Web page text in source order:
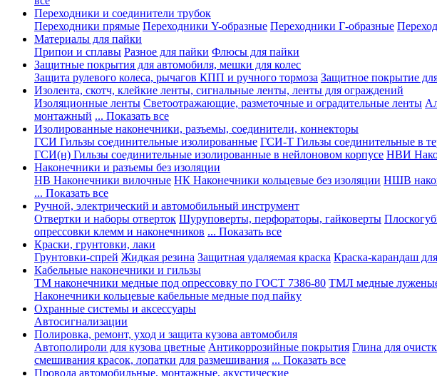
Переходники и соединители трубок
Переходники прямые Переходники Y-образные Переходники Г-образные
Материалы для пайки
Припои и сплавы Разное для пайки Флюсы для пайки
Защитные покрытия для автомобиля, мешки для колес
Защита рулевого колеса, рычагов КПП и ручного тормоза Защитное покрытие
Изолента, скотч, клейкие ленты, сигнальные ленты, ленты для ограждений
Изоляционные ленты Светоотражающие, разметочные и оградительные ленты
монтажный ... Показать все
Изолированные наконечники, разъемы, соединители, коннекторы
ГСИ Гильзы соединительные изолированные ГСИ-Т Гильзы соединительные в
ГСИ(н) Гильзы соединительные изолированные в нейлоновом корпусе НВИ
Наконечники и разъемы без изоляции
НВ Наконечники вилочные НК Наконечники кольцевые без изоляции НШВ
... Показать все
Ручной, электрический и автомобильный инструмент
Отвертки и наборы отверток Шуруповерты, перфораторы, гайковерты
опрессовки клемм и наконечников ... Показать все
Краски, грунтовки, лаки
Грунтовки-спрей Жидкая резина Защитная удаляемая краска Краска-карандаш
Кабельные наконечники и гильзы
ТМ наконечники медные под опрессовку по ГОСТ 7386-80 ТМЛ медные
Наконечники кольцевые кабельные медные под пайку
Охранные системы и аксессуары
Автосигнализации
Полировка, ремонт, уход и защита кузова автомобиля
Автополироли для кузова цветные Антикоррозийные покрытия Глина для
смешивания красок, лопатки для размешивания ... Показать все
Провода автомобильные, монтажные, акустические